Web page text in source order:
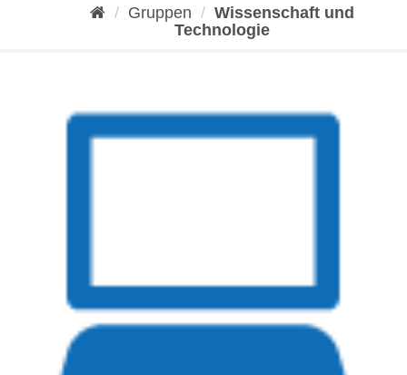
Gruppen
Wissenschaft und
Technologie